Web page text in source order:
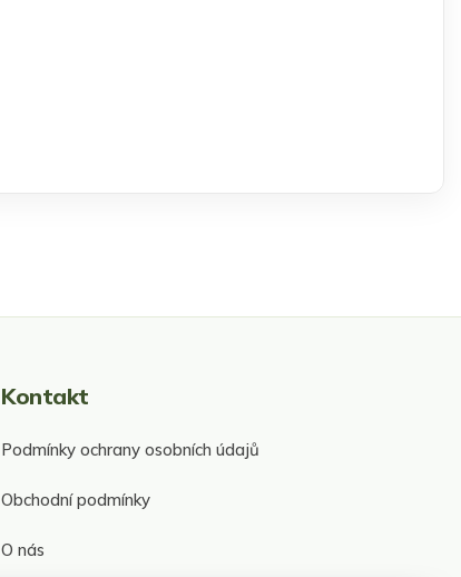
Kontakt
Podmínky ochrany osobních údajů
Obchodní podmínky
O nás